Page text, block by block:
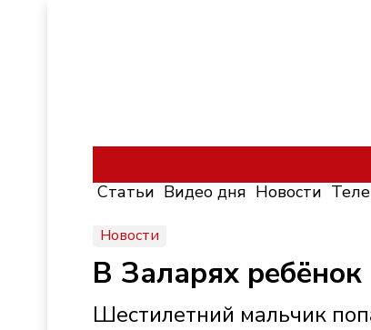
Статьи Видео дня Новости
Новости
В Заларях
Шестилетний мальчик